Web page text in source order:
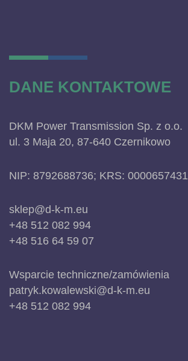
DANE KONTAKTOWE
DKM Power Transmission Sp. z o.o.
ul. 3 Maja 20, 87-640 Czernikowo
NIP: 8792688736; KRS: 0000657431
sklep@d-k-m.eu
+48 512 082 994
+48 516 64 59 07
Wsparcie techniczne/zamówienia
patryk.kowalewski@d-k-m.eu
+48 512 082 994